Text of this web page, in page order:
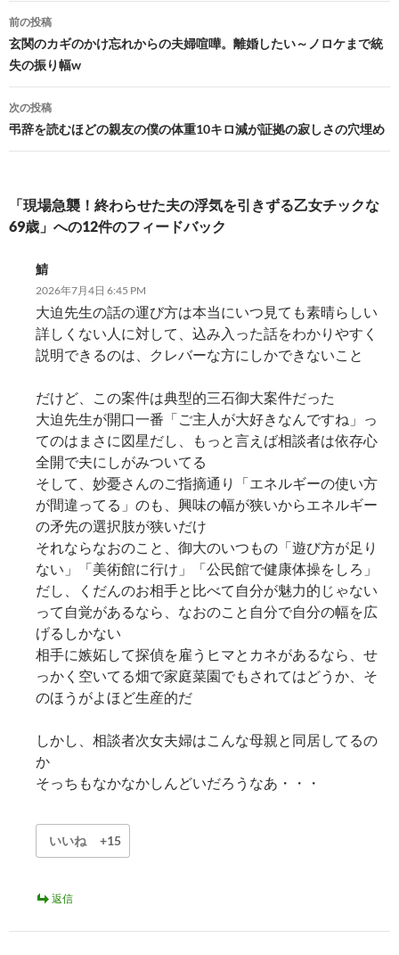
投
稿
ナ
ビ
ゲ
シ
ョ
前の投稿
玄関のカギのかけ忘れからの夫婦喧嘩。離婚したい～ノロケまで統
失の振り幅w
次の投稿
弔辞を読むほどの親友の僕の体重10キロ減が証拠の寂しさの穴埋め
「現場急襲！終わらせた夫の浮気を引きずる乙女チックな
69歳」への12件のフィードバック
鯖
2026年7月4日 6:45 PM
大迫先生の話の運び方は本当にいつ見ても素晴らしい
詳しくない人に対して、込み入った話をわかりやすく
説明できるのは、クレバーな方にしかできないこと
だけど、この案件は典型的三石御大案件だった
大迫先生が開口一番「ご主人が大好きなんですね」っ
てのはまさに図星だし、もっと言えば相談者は依存心
全開で夫にしがみついてる
そして、妙憂さんのご指摘通り「エネルギーの使い方
が間違ってる」のも、興味の幅が狭いからエネルギー
の矛先の選択肢が狭いだけ
それならなおのこと、御大のいつもの「遊び方が足り
ない」「美術館に行け」「公民館で健康体操をしろ」
だし、くだんのお相手と比べて自分が魅力的じゃない
って自覚があるなら、なおのこと自分で自分の幅を広
げるしかない
相手に嫉妬して探偵を雇うヒマとカネがあるなら、せ
っかく空いてる畑で家庭菜園でもされてはどうか、そ
のほうがよほど生産的だ
しかし、相談者次女夫婦はこんな母親と同居してるの
か
そっちもなかなかしんどいだろうなあ・・・
いいね +15
返信